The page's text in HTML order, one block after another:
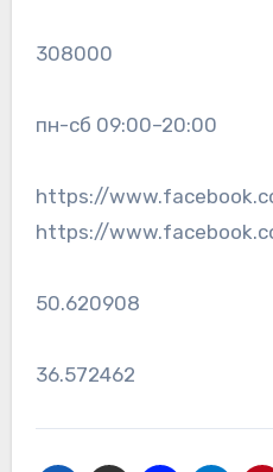
308000
пн-сб 09:00–20:00
https://
https://
50.620908
36.572462